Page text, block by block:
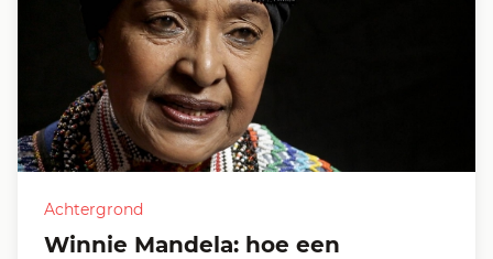
Achtergrond
Winnie Mandela: hoe een